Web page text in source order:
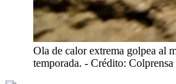
Ola de calor extrema golpea al
temporada. - Crédito: Colprensa